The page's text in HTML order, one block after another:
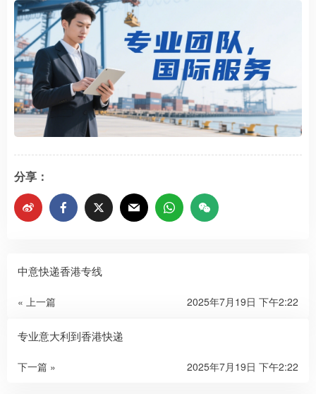
分享：
中意快递香港专线
« 上一篇 2025年7月19日 下午2:22
专业意大利到香港快递
下一篇 » 2025年7月19日 下午2:22